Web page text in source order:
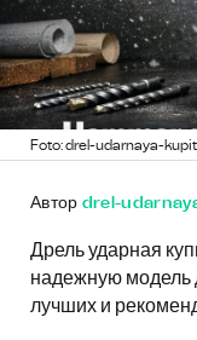
Foto: drel-udarnaya-
Автор drel-
Дрель ударная
надежную модель
лучших и